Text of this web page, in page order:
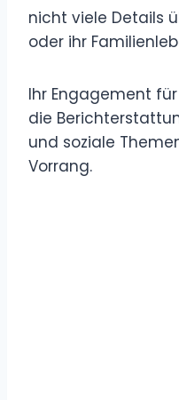
nicht viele Details
oder ihr
Ihr Engagement
die
und soziale
Vorrang.